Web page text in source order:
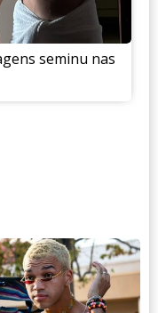
seminu nas